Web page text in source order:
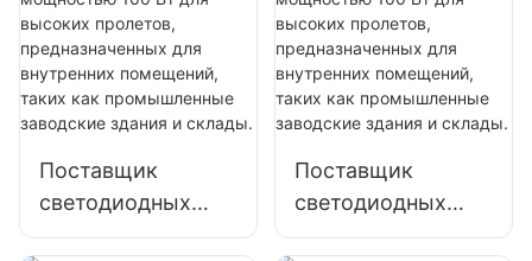
KML-HB30
мощностью 150
Вт для внутренних
помещений, таких
как спортзалы и
склады.
помещений, таких
как ремонтные
мастерские и
склады.
Поставщик
светодиодных
светильников
Поставщик
светодиодных
светильников